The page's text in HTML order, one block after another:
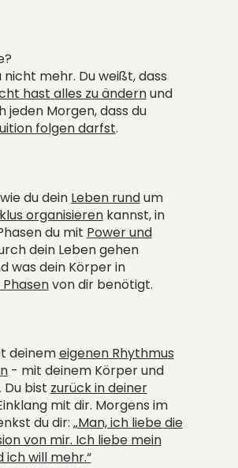
nicht mehr. Du weißt, dass
hast alles zu ändernund
jeden Morgen, dass du
folgen darfst.
du dein Leben rundum
organisierenkannst, in
du mit Power und
dein Leben gehen
was dein Körper in
von dir benötigt.
deinemeigenen Rhythmus
- mit deinem Körper und
Du bist zurück in deiner
mit dir. Morgens im
du dir: „Man, ich liebe die
von mir. Ich liebe mein
ich will mehr.“